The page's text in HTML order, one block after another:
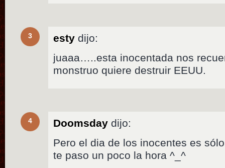
3 esty dijo:
juaaa…..esta inocentada nos
monstruo quiere destruir EEUU.
4 Doomsday dijo:
Pero el dia de los inocentes es
te paso un poco la hora ^_^